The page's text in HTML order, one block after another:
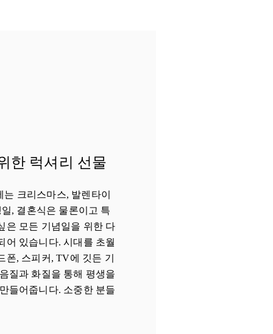
한 럭셔리 선물
는 크리스마스, 발렌타이
, 결혼식은 물론이고 특
은 모든 기념일을 위한 다
어 있습니다. 시대를 초월
폰, 스피커, TV에 깃든 기
질과 화질을 통해 평생을
들어줍니다. 소중한 분들